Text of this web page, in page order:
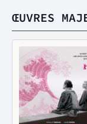
ŒUVRES